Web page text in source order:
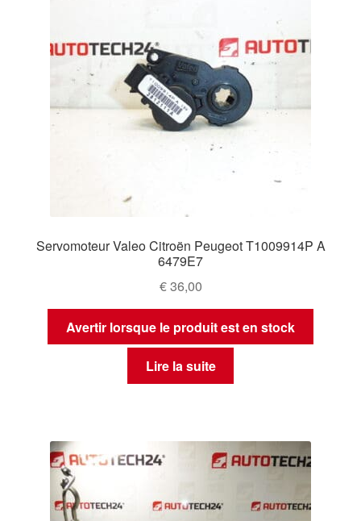
Servomoteur Valeo Citroën Peugeot T1009914P A
6479E7
€36,00
Avertir lorsque le produit est en stock
Lire la suite